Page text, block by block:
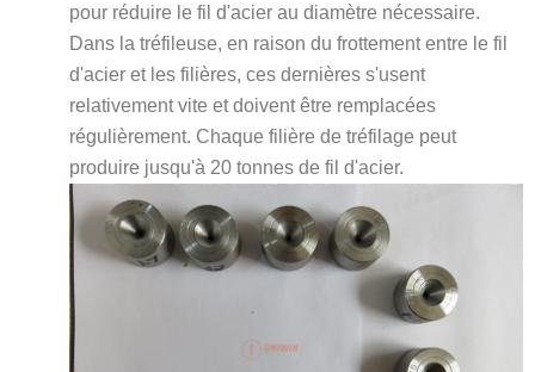
pour réduire le fil d'acier au diamètre nécessaire.
Dans la tréfileuse, en raison du frottement entre le fil
d'acier et les filières, ces dernières s'usent
relativement vite et doivent être remplacées
régulièrement. Chaque filière de tréfilage peut
produire jusqu'à 20 tonnes de fil d'acier.